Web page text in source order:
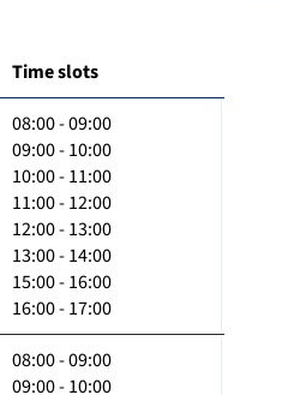
Time slots
08:00 - 09:00
09:00 - 10:00
10:00 - 11:00
11:00 - 12:00
12:00 - 13:00
13:00 - 14:00
15:00 - 16:00
16:00 - 17:00
08:00 - 09:00
09:00 - 10:00